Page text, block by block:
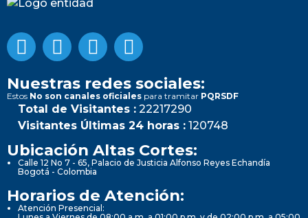
Nuestras redes sociales:
Estos No son canales oficiales para tramitar PQRSDF
Total de Visitantes : 22217290
Visitantes Últimas 24 horas : 120748
Ubicación Altas Cortes:
Calle 12 No 7 - 65, Palacio de Justicia Alfonso Reyes Echandía
Bogotá - Colombia
Horarios de Atención:
Atención Presencial: